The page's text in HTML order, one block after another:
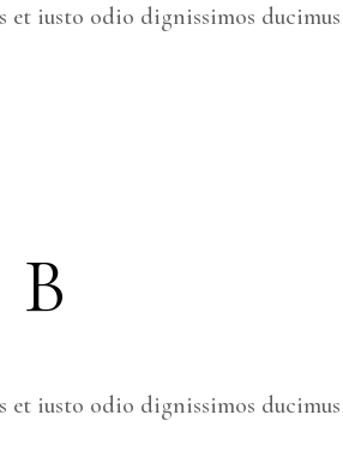
et iusto odio dignissimos
et iusto odio dignissimos